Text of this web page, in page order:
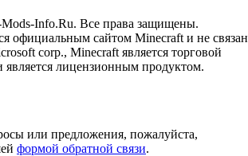
Info.Ru. Все права защищены.
официальным сайтом Minecraft и не связан
corp., Minecraft является торговой
лицензионным продуктом.
или предложения, пожалуйста,
формой обратной связи.